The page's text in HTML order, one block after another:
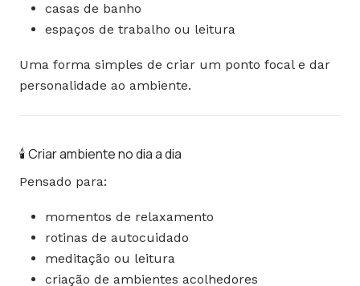
casas de banho
espaços de trabalho ou leitura
Uma forma simples de criar um ponto focal e dar
personalidade ao ambiente.
🕯️ Criar ambiente no dia a dia
Pensado para:
momentos de relaxamento
rotinas de autocuidado
meditação ou leitura
criação de ambientes acolhedores